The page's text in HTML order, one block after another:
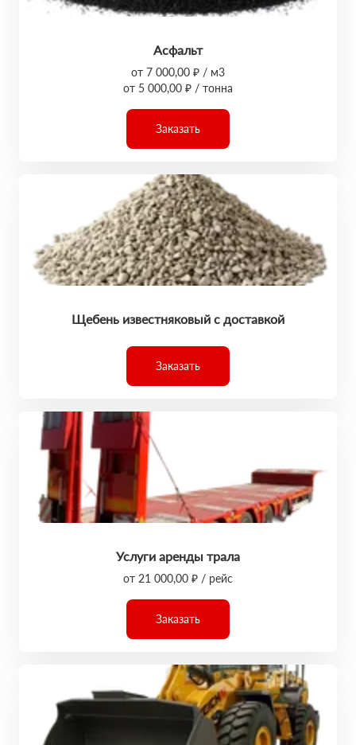
Асфальт
от 7 000,00 ₽ / м3
от 5 000,00 ₽ / тонна
Заказать
Щебень известняковый с доставкой
Заказать
Услуги аренды трала
от 21 000,00 ₽ / рейс
Заказать